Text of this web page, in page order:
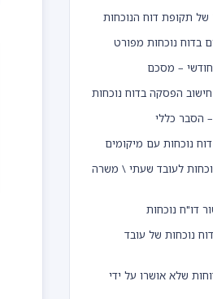
של תקופת דוח הנוכחות
בדוח נוכחות מפורט
חודשי – מסכם
הפסקה בדוח נוכחות
הסבר כללי
נוכחות עם מיקומים
לעובד שעתי \ משרה
דו"ח נוכחות
נוכחות של עובד
שלא אושרו על ידי